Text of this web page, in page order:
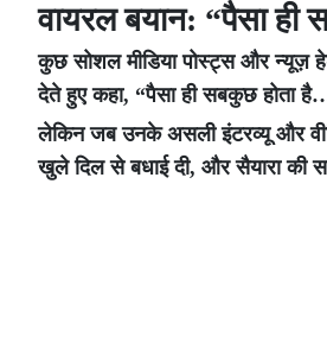
वायरल बयान: “पैसा ही
कुछ सोशल मीडिया पोस्ट्स और न्यूज़
देते हुए कहा, “पैसा ही सबकुछ होता
लेकिन जब उनके असली इंटरव्यू और
खुले दिल से बधाई दी, और सैयारा की